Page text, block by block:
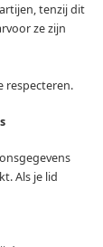
tenzij dit
ze zijn
respecteren.
Als je lid